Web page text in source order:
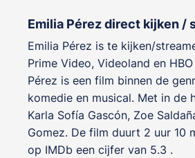
Emilia Pérez direct kijken /
Emilia Pérez is te kijken/
Prime Video, Videoland en
Pérez is een film binnen de
komedie en musical. Met in de
Karla Sofía Gascón, Zoe
Gomez. De film duurt 2 uur 10
op IMDb een cijfer van 5.3 .